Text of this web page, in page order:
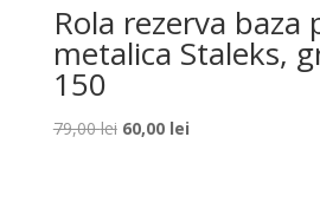
Rola rezerva baza
metalica Staleks,
150
79,00lei Prețul
60,00 leiPrețul